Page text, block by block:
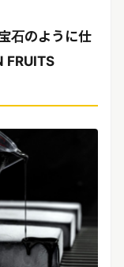
石のように仕
FRUITS